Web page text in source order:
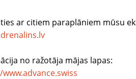
ar citiem paraplāniem mūsu
no ražotāja mājas lapas: